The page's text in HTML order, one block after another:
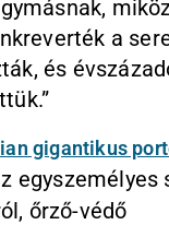
a
és
gigantikus
egyszemélyes
őrző-védő